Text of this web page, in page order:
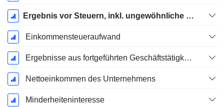
Ergebnis vor Steuern, inkl. ungewöhnliche Posten
Einkommensteueraufwand
Ergebnisse aus fortgeführten Geschäftstätigkeiten
Nettoeinkommen des Unternehmens
Minderheiteninteresse